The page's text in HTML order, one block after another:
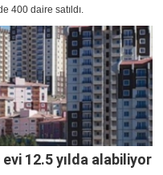
400 daire satıldı.
12.5 yılda alabiliyor